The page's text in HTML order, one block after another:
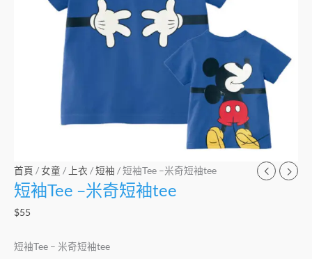
首頁 /女童 / 上衣 /短袖 / 短袖Tee –米奇短袖tee
短袖Tee –米奇短袖tee
$55
短袖Tee – 米奇短袖tee